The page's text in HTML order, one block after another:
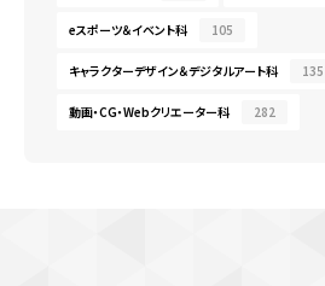
eスポーツ＆イベント科 105
キャラクターデザイン＆デジタルアート科 135
動画・CG・Webクリエーター科 282